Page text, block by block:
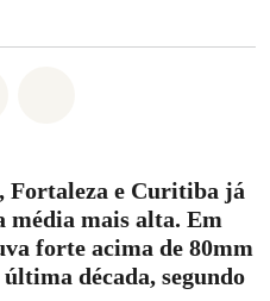
Fortaleza e Curitiba já
média mais alta. Em
forte acima de 80mm
década, segundo